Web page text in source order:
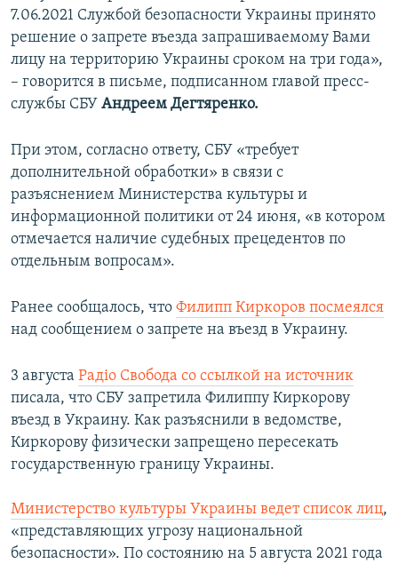
7.06.2021 Службой безопасности Украины принято
решение о запрете въезда запрашиваемому Вами
лицу на территорию Украины сроком на три года»,
– говорится в письме, подписанном главой пресс-
службы СБУ Андреем Дегтяренко.
При этом, согласно ответу, СБУ «требует
дополнительной обработки» в связи с
разъяснением Министерства культуры и
информационной политики от 24 июня, «в котором
отмечается наличие судебных прецедентов по
отдельным вопросам».
Ранее сообщалось, что Филипп Киркоров посмеялся
над сообщением о запрете на въезд в Украину.
3 августа Радіо Свобода со ссылкой на источник
писала, что СБУ запретила Филиппу Киркорову
въезд в Украину. Как разъяснили в ведомстве,
Киркорову физически запрещено пересекать
государственную границу Украины.
Министерство культуры Украины ведет список лиц,
«представляющих угрозу национальной
безопасности». По состоянию на 5 августа 2021 года